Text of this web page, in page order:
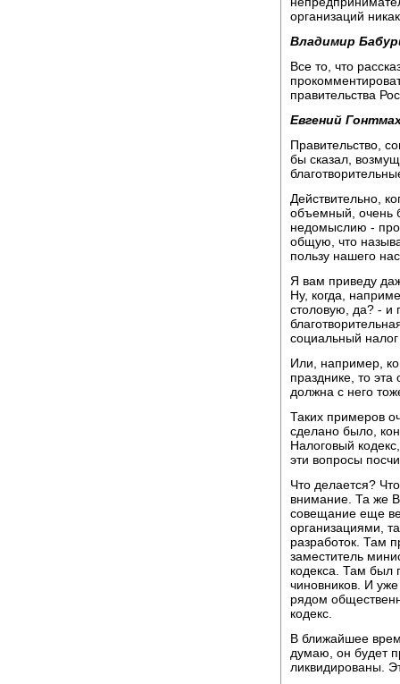
организаций
Владимир
Все то, что
правительства
Евгений
Правительство,
бы сказал,
Действительно,
объемный, очень
недомыслию -
общую, что
пользу нашего
Я вам приведу
Ну, когда,
столовую, да? - и
социальный
Или, например,
празднике, то эта
должна с него
Таких примеров
сделано было,
Налоговый
эти вопросы
Что делается?
внимание. Та же
совещание еще
организациями,
разработок. Там
заместитель
кодекса. Там был
чиновников. И
рядом
кодекс.
В ближайшее
думаю, он будет
ликвидированы.